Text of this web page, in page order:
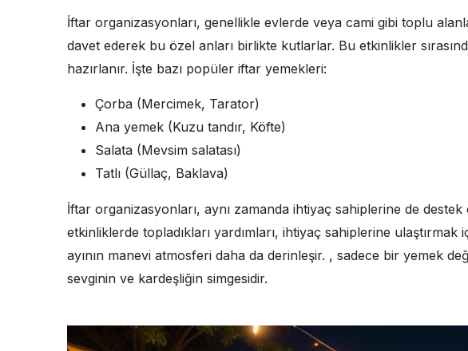
İftar organizasyonları, genellikle evlerde veya cami gibi toplu
davet ederek bu özel anları birlikte kutlarlar. Bu etkinlikler
hazırlanır. İşte bazı popüler iftar yemekleri:
Çorba (Mercimek, Tarator)
Ana yemek (Kuzu tandır, Köfte)
Salata (Mevsim salatası)
Tatlı (Güllaç, Baklava)
İftar organizasyonları, aynı zamanda ihtiyaç sahiplerine de destek
etkinliklerde topladıkları yardımları, ihtiyaç sahiplerine
ayının manevi atmosferi daha da derinleşir. , sadece bir yemek
sevginin ve kardeşliğin simgesidir.